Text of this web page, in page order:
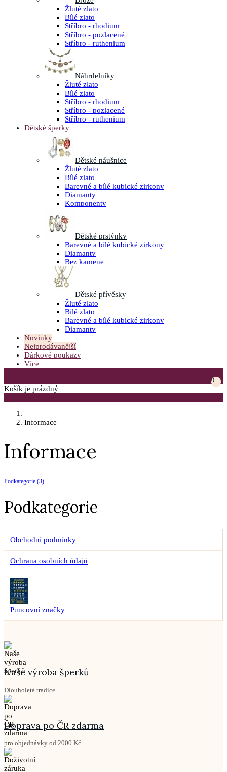
Žluté zlato
Bílé zlato
Stříbro - rhodium
Stříbro - pozlacené
Stříbro - ruthenium
Náhrdelníky
Žluté zlato
Bílé zlato
Stříbro - rhodium
Stříbro - pozlacené
Stříbro - ruthenium
Dětské šperky
Dětské náušnice
Žluté zlato
Bílé zlato
Barevné a bílé kubické zirkony
Diamanty
Komponenty
Dětské prstýnky
Barevné a bílé kubické zirkony
Diamanty
Bez kamene
Dětské přívěsky
Žluté zlato
Bílé zlato
Barevné a bílé kubické zirkony
Diamanty
Novinky
Nejprodávanější
Dárkové poukazy
Více
0
Košík je prázdný
Informace
Informace
Podkategorie (3)
Podkategorie
Obchodní podmínky
Ochrana osobních údajů
Puncovní značky
Naše výroba šperků
Dlouholetá tradice
Doprava po ČR zdarma
pro objednávky od 2000 Kč